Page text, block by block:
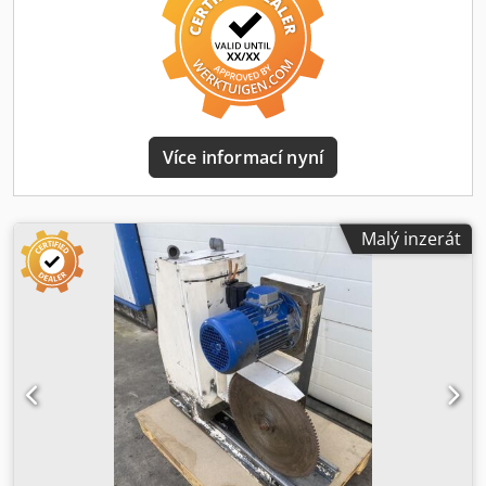
materiál je upínán vždy dvěma pneumaticky ovládanými
vertikálními a horizontálními upínacími válci. V základní
výbavě stroje je minimální mazací systém a vzduchová
pistole pro čištění stroje! Stroj je rovněž připraven k
napojení na odsávací zařízení na třísky. Dále lze stroj
volitelně vybavit digitálním ukazatelem úhlu pokosu,
laserem pro vyznačení řezu nebo pneumatickým zdvihem
ochranného krytu! Výbava: • Precizní spodní kotoučová pila
• Plynulé nastavení úhlu pokosu 0º/ 45º/ 90º/ -45º / -60º •
nastavitelný posuv pilového kotouče • Bezpečnostní
dvouruční ovládání • Nastavitelný doraz materiálu (vzadu) •
Odsávací přípojka na třísky • Chladicí zařízení s mlhovým
postřikem • Vzduchová pistole se spirálovou hadicí • Včetně
údržbové jednotky s regulátorem tlaku • Ergonomicky
uspořádaný ovládací panel • Max. výška řezu 230 mm •
Pilový kotouč 600 mm Naše NC posunové zařízení zajišťuje,
že vaše obrobky jsou na našem stroji UK 600 HA 90° přesně
umístěny v požadované pozici. Materiál je uchycen pomocí
kleští, NC řízení automaticky nastaví materiál do pozice.
Následně je aktivováno upnutí a řezací cyklus. Požadované
Více informací nyní
Malý inzerát